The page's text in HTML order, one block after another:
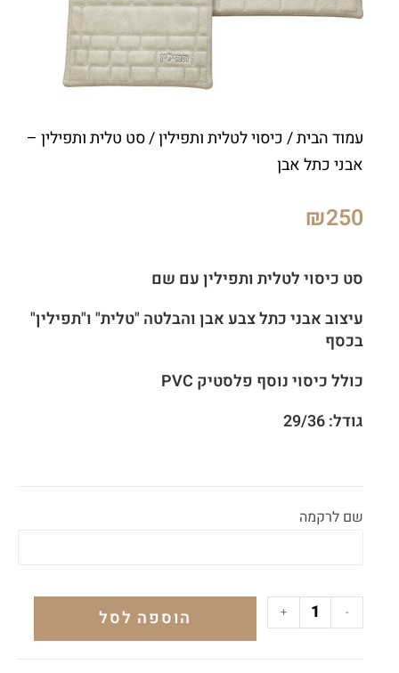
עמוד הבית/כיסוי לטלית ותפילין/ סט טלית ותפילין –
אבני כתל אבן
₪250
סט כיסוי לטלית ותפילין עם שם
עיצוב אבני כתל צבע אבן והבלטה "טלית" ו"תפילין"
בכסף
כולל כיסוי נוסף פלסטיק PVC
גודל: 29/36
שם לרקמה
-
+ הוספה לסל